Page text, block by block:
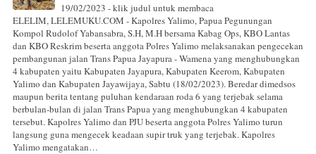
19/02/2023 - klik judul untuk membaca
ELELIM, LELEMUKU.COM - Kapolres Yalimo, Papua Pegunungan
Kompol Rudolof Yabansabra, S.H, M.H bersama Kabag Ops, KBO Lantas
dan KBO Reskrim beserta anggota Polres Yalimo melaksanakan pengecekan
pembangunan jalan Trans Papua Jayapura - Wamena yang menghubungkan
4 kabupaten yaitu Kabupaten Jayapura, Kabupaten Keerom, Kabupaten
Yalimo dan Kabupaten Jayawijaya, Sabtu (18/02/2023). Beredar dimedsos
maupun berita tentang puluhan kendaraan roda 6 yang terjebak selama
berbulan-bulan di jalan Trans Papua yang menghubungkan 4 kabupaten
tersebut. Kapolres Yalimo dan PJU beserta anggota Polres Yalimo turun
langsung guna mengecek keadaan supir truk yang terjebak. Kapolres
Yalimo mengatakan…